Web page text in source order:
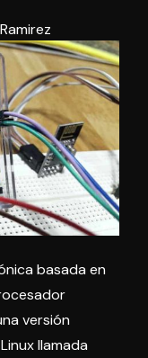
basada en
versión
llamada